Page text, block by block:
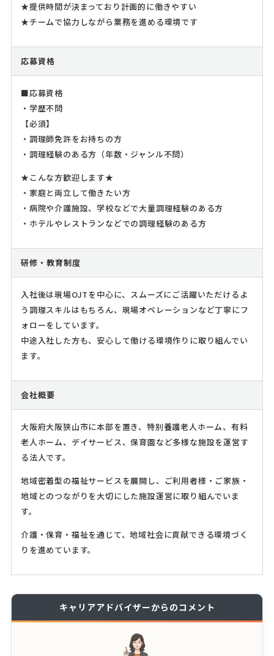
★提供時間が決まっており計画的に働きやすい
★チームで協力しながら業務を進める環境です
応募資格
■応募資格
・学歴不問
【必須】
・調理師免許をお持ちの方
・調理経験のある方（年数・ジャンル不問）
★こんな方歓迎します★
・家庭と両立して働きたい方
・病院や介護施設、学校などで大量調理経験のある方
・ホテルやレストランなどでの調理経験のある方
研修・教育制度
入社後は現場OJTを中心に、スムーズにご活躍いただけるよ
う調理スキルはもちろん、現場オペレーションなど丁寧にフ
ォローをしています。
中途入社した方も、安心して働ける環境作りに取り組んでい
ます。
会社概要
大阪府大阪狭山市に本部を置き、特別養護老人ホーム、有料
老人ホーム、デイサービス、保育園など多様な施設を運営す
る法人です。
地域密着型の福祉サービスを展開し、ご利用者様・ご家族・
地域とのつながりを大切にした施設運営に取り組んでいま
す。
介護・保育・福祉を通じて、地域社会に貢献できる環境づく
りを進めています。
キャリアアドバイザーからのコメント